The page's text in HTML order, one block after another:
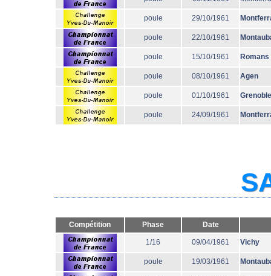
poule 29/10/1961
poule 22/10/1961
poule 15/10/1961 Romans
poule 08/10/1961 Agen
poule 01/10/1961 Grenoble
poule 24/09/1961
Compétition Phase Date
1/16 09/04/1961 Vichy
poule 19/03/1961